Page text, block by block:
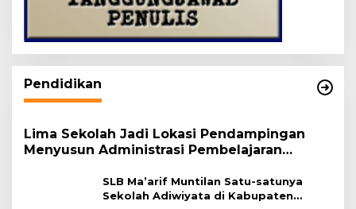
Pendidikan
Lima Sekolah Jadi Lokasi Pendampingan
Menyusun Administrasi Pembelajaran
SLB Ma’arif Muntilan Satu-satunya
Sekolah Adiwiyata di Kabupaten